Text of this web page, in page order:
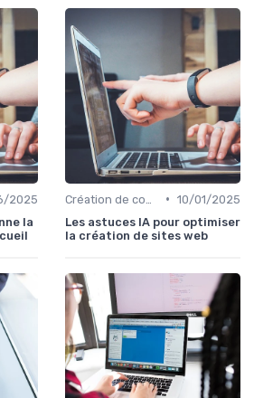
2025
la
• 10/01/2025
Les astuces IA pour optimiser
la création de sites web